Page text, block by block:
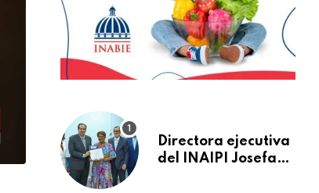
Directora ejecutiva
del INAIPI Josefa